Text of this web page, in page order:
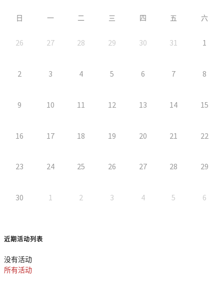
日 一 二 三 四 五 六
26 27 28 29 30 31 1
2 3 4 5 6 7 8
9 10 11 12 13 14 15
16 17 18 19 20 21 22
23 24 25 26 27 28 29
30 1 2 3 4 5 6
近期活动列表
没有活动
所有活动